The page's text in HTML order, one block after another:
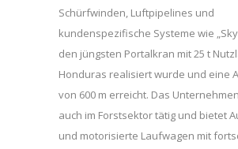
Schürfwinden, Luftpipelines und
kundenspezifische Systeme wie
den jüngsten Portalkran mit 25 t
Honduras realisiert wurde und eine
von 600 m erreicht. Das
auch im Forstsektor tätig und bietet
und motorisierte Laufwagen mit